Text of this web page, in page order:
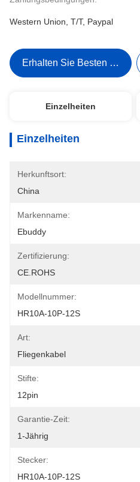
Western Union, T/T, Paypal
Erhalten Sie Besten Preis
Einzelheiten
Einzelheiten
Herkunftsort:
China
Markenname:
Ebuddy
Zertifizierung:
CE.ROHS
Modellnummer:
HR10A-10P-12S
Art:
Fliegenkabel
Stifte:
12pin
Garantie-Zeit:
1-Jährig
Stecker:
HR10A-10P-12S